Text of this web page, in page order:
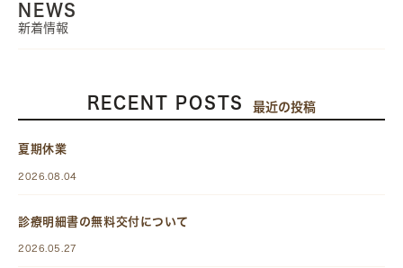
NEWS
新着情報
RECENT POSTS 最近の投稿
夏期休業
2026.08.04
診療明細書の無料交付について
2026.05.27